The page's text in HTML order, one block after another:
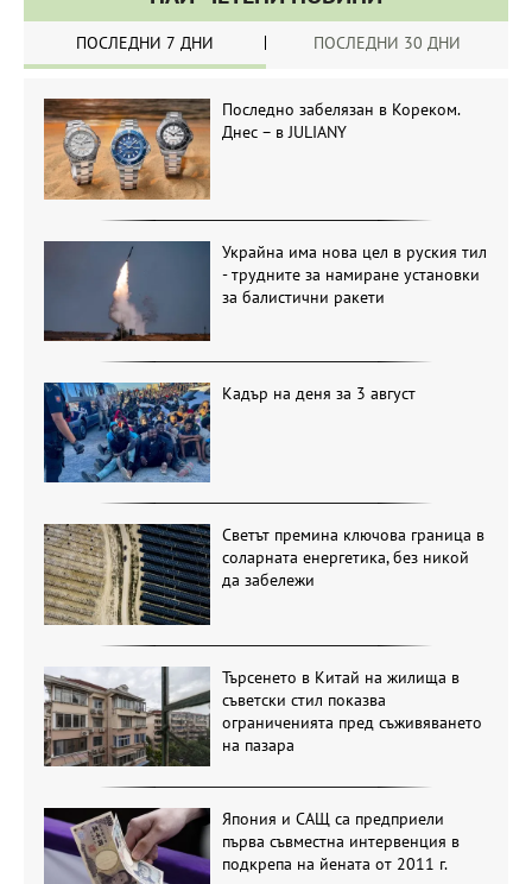
ПОСЛЕДНИ 7 ДНИ ПОСЛЕДНИ 30 ДНИ
Последно забелязан в Кореком.
Днес – в JULIANY
Украйна има нова цел в руския тил
- трудните за намиране установки
за балистични ракети
Кадър на деня за 3 август
Светът премина ключова граница в
соларната енергетика, без никой
да забележи
Търсенето в Китай на жилища в
съветски стил показва
ограниченията пред съживяването
на пазара
Япония и САЩ са предприели
първа съвместна интервенция в
подкрепа на йената от 2011 г.